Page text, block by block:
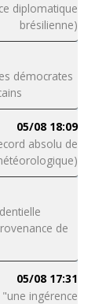
diplomatique
brésilienne)
démocrates
05/08 18:09
absolu de
de
05/08 17:31
ingérence